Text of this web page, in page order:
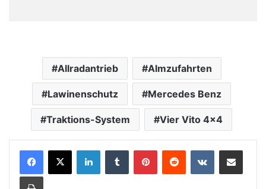
Allradantrieb Almzufahrten
Lawinenschutz Mercedes Benz
Traktions-System Vier Vito 4x4